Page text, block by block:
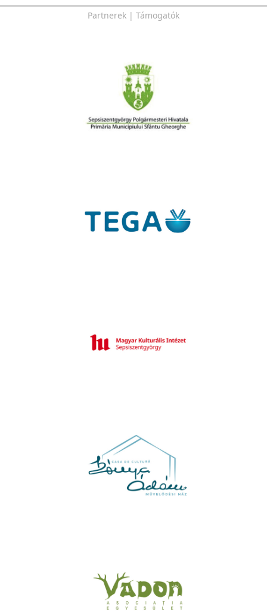
Partnerek | Támogatók